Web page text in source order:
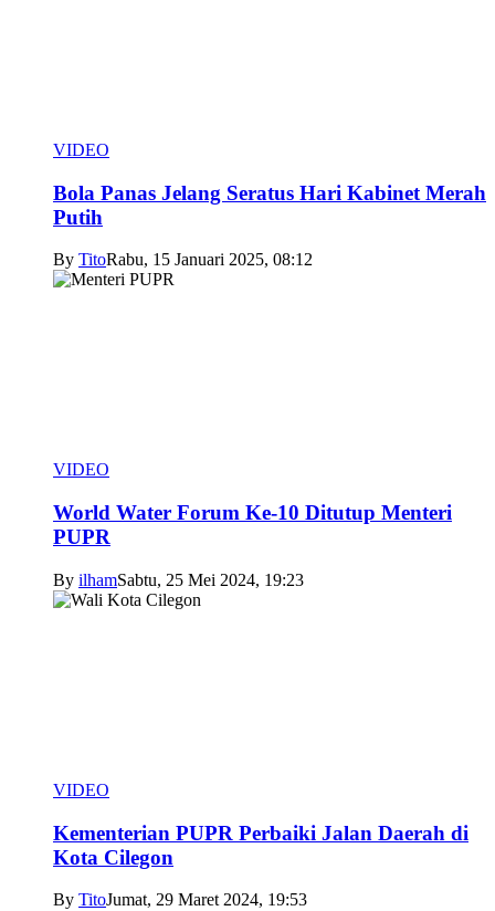
VIDEO
Bola Panas Jelang Seratus Hari Kabinet Merah
Putih
By TitoRabu, 15 Januari 2025, 08:12
VIDEO
World Water Forum Ke-10 Ditutup Menteri
PUPR
By ilhamSabtu, 25 Mei 2024, 19:23
VIDEO
Kementerian PUPR Perbaiki Jalan Daerah di
Kota Cilegon
By TitoJumat, 29 Maret 2024, 19:53